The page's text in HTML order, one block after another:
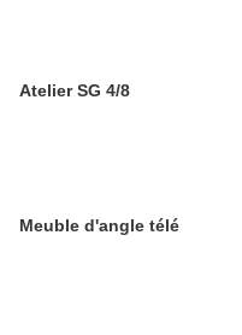
Atelier SG 4/8
Meuble d'angle télé